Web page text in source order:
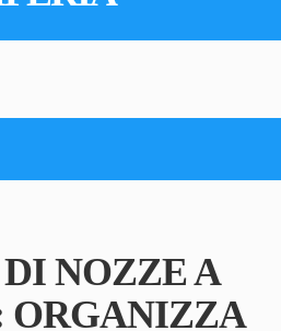
NOZZE A
ORGANIZZA